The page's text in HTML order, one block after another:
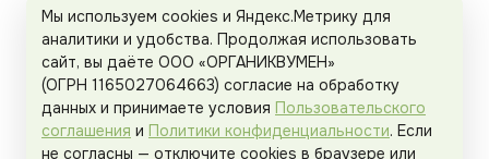
Рекламодателям Политика конфиденциальности
Пользовательское соглашение
Мы используем cookies и Яндекс.Метрику для
аналитики и удобства. Продолжая использовать
сайт, вы даёте ООО «ОРГАНИКВУМЕН»
(ОГРН 1165027064663) согласие на обработку
данных и принимаете условия Пользовательского
соглашения и Политики конфиденциальности. Если
не согласны — отключите cookies в браузере или